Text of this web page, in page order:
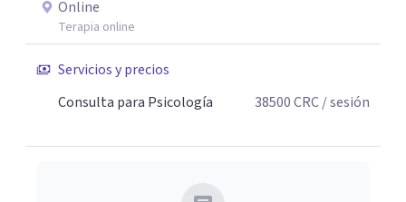
enseña a los pacientes a identificar los patrones de
pensamiento negativos para modificarlos y tener mejor
calidad de vida estabilizándose anímicamente. Además,
me interesa adaptarme a las necesidades del paciente,
Online
Terapia online
Servicios y precios
Consulta para Psicología
38500CRC/ sesión